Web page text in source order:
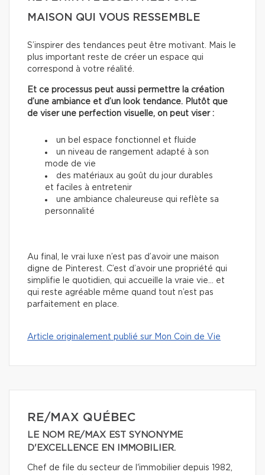
MAISON QUI VOUS RESSEMBLE
S’inspirer des tendances peut être motivant. Mais le
plus important reste de créer un espace qui
correspond à votre réalité.
Et ce processus peut aussi permettre la création
d’une ambiance et d’un look tendance. Plutôt que
de viser une perfection visuelle, on peut viser :
un bel espace fonctionnel et fluide
un niveau de rangement adapté à son
mode de vie
des matériaux au goût du jour durables
et faciles à entretenir
une ambiance chaleureuse qui reflète sa
personnalité
Au final, le vrai luxe n’est pas d’avoir une maison
digne de Pinterest. C’est d’avoir une propriété qui
simplifie le quotidien, qui accueille la vraie vie… et
qui reste agréable même quand tout n’est pas
parfaitement en place.
Article originalement publié sur Mon Coin de Vie
RE/MAX QUÉBEC
LE NOM RE/MAX EST SYNONYME
D'EXCELLENCE EN IMMOBILIER.
Chef de file du secteur de l'immobilier depuis 1982,